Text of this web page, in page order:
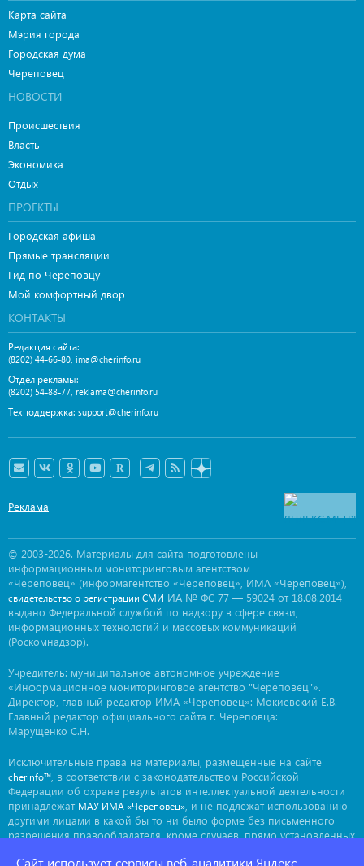
Карта сайта
Мэрия города
Городская дума
Череповец
НОВОСТИ
Происшествия
Власть
Экономика
Отдых
ПРОЕКТЫ
Городская афиша
Прямые трансляции
Гид по Череповцу
Мой комфортный двор
КОНТАКТЫ
Редакция сайта:
(8202) 44-66-80, ima@cherinfo.ru
Отдел рекламы:
(8202) 54-88-77, reklama@cherinfo.ru
Техподдержка: support@cherinfo.ru
Реклама
© 2003-2026. Материалы для сайта подготовлены
информационным мониторинговым агентством
«Череповец» (информагентство «Череповец», ИМА «Череповец»),
свидетельство о регистрации СМИ ИА № ФС 77 — 59024 от 18.08.2014
выдано Федеральной службой по надзору в сфере связи,
информационных технологий и массовых коммуникаций
(Роскомнадзор).
Учредитель: муниципальное автономное учреждение
«Информационное мониторинговое агентство "Череповец"».
Директор, главный редактор ИМА «Череповец»: Мокиевский Е.В.
Главный редактор официального сайта г. Череповца:
Марущенко С.Н.
Исключительные права на материалы, размещённые на сайте
cherinfo™ , в соответствии с законодательством Российской
Федерации об охране результатов интеллектуальной деятельности
принадлежат МАУ ИМА «Череповец» , и не подлежат использованию
другими лицами в какой бы то ни было форме без письменного
разрешения правообладателя, кроме случаев, прямо установленных
Сайт использует сервисы веб-аналитики Яндекс